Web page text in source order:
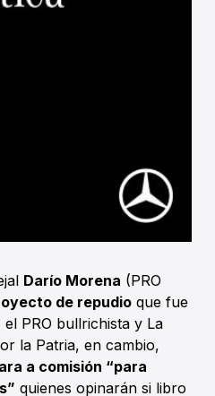
Darío Morena (PRO
de repudio que fue
PRO bullrichista y La
la Patria, en cambio,
a comisión “para
quienes opinarán si libro